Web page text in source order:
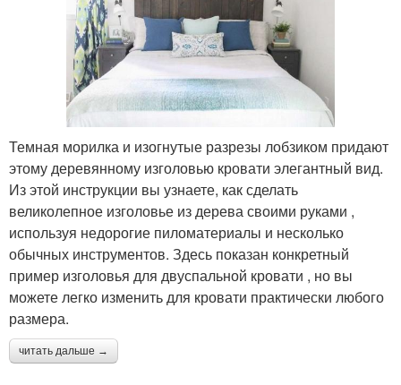
Темная морилка и изогнутые разрезы лобзиком придают
этому деревянному изголовью кровати элегантный вид.
Из этой инструкции вы узнаете, как сделать
великолепное изголовье из дерева своими руками ,
используя недорогие пиломатериалы и несколько
обычных инструментов. Здесь показан конкретный
пример изголовья для двуспальной кровати , но вы
можете легко изменить для кровати практически любого
размера.
читать дальше →